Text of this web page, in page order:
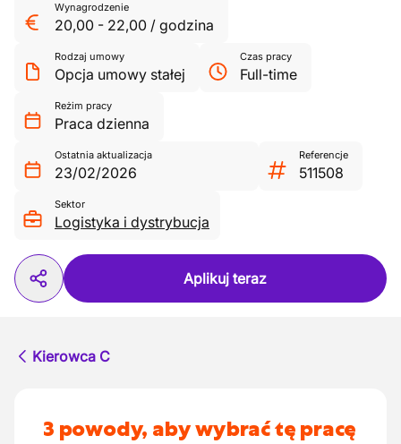
Wynagrodzenie
20,00 - 22,00 / godzina
Rodzaj umowy
Opcja umowy stałej
Czas pracy
Full-time
Reżim pracy
Praca dzienna
Ostatnia aktualizacja
23/02/2026
Referencje
511508
Sektor
Logistyka i dystrybucja
Aplikuj teraz
Kierowca C
3 powody, aby wybrać tę pracę